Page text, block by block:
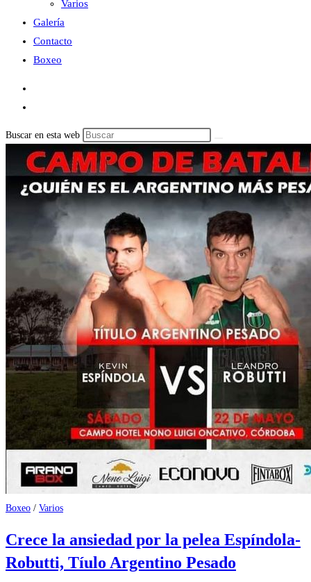
Varios
Galería
Contacto
Boxeo
Buscar en esta web
Boxeo / Varios
Crece la ansiedad por la pelea Espíndola-
Robutti, Tíulo Argentino Pesado